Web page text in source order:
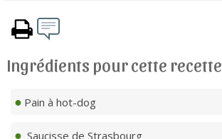
Ingrédients pour cette recette
Pain à hot-dog
Saucisse de Strasbourg